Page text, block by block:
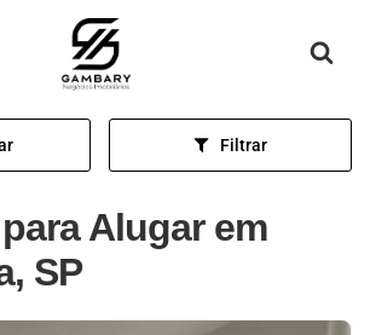
Página inicial
Filtrar
Alugar em
SP